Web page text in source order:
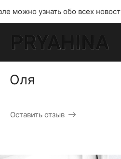
обо всех новостях и акциях!
Оля
Оставить отзыв